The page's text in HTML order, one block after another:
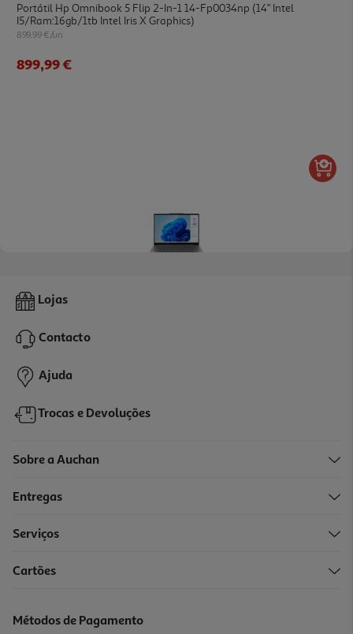
Portátil Hp Omnibook 5 Flip 2-In-1 14-Fp0034np (14" Intel
I5/ram:16gb/1tb Intel Iris X Graphics)
899.99 €/un
899,99 €
Portátil Lenovo Yoga Slim 7 14imh9-744 (14" Intel Ultra 7
Ram:32gb 1tb)
1.099,99 €
Lojas
Contacto
Ajuda
Trocas e Devoluções
Sobre a Auchan
Entregas
Serviços
Cartões
Métodos de Pagamento